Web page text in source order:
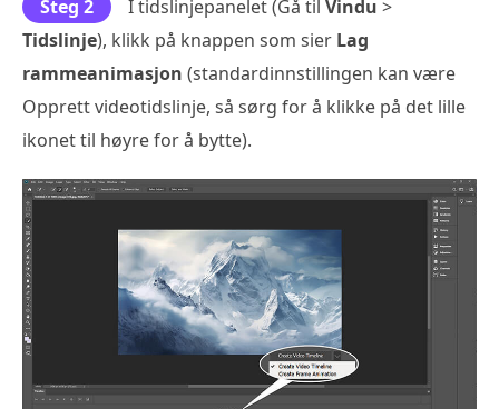
Steg 2 I tidslinjepanelet (Gå til Vindu >
Tidslinje), klikk på knappen som sier Lag
rammeanimasjon (standardinnstillingen kan være
Opprett videotidslinje, så sørg for å klikke på det lille
ikonet til høyre for å bytte).